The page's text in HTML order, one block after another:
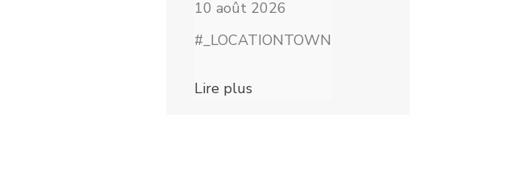
10 août 2026
#_LOCATIONTOWN
Lire plus